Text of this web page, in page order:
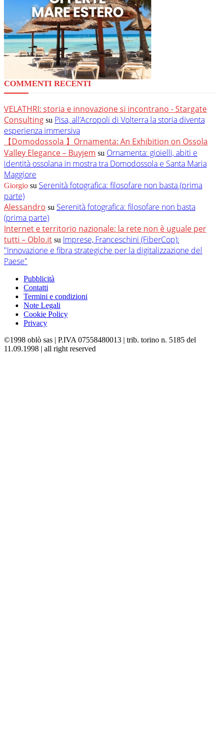
COMMENTI RECENTI
VELATHRI: storia e innovazione si incontrano - Stargate
Consulting su Pisa, all’Acropoli di Volterra la storia diventa
esperienza immersiva
【Domodossola 】Ornamenta: An Exhibition on Ossola
Valley Elegance – Buyjem su Ornamenta: gioielli, abiti e
identità ossolana in mostra tra Domodossola e Santa Maria
Maggiore
Giorgio su Serenità fotografica: filosofare non basta (prima
parte)
Alessandro su Serenità fotografica: filosofare non basta
(prima parte)
Internet e territorio nazionale: la rete non è uguale per
tutti – Oblo.it su Imprese, Franceschini (FiberCop):
"Innovazione e fibra strategiche per la digitalizzazione del
Paese"
Pubblicità
Contatti
Termini e condizioni
Note Legali
Cookie Policy
Privacy
©1998 oblò sas | P.IVA 07558480013 | trib. torino n. 5185 del
11.09.1998 | all right reserved